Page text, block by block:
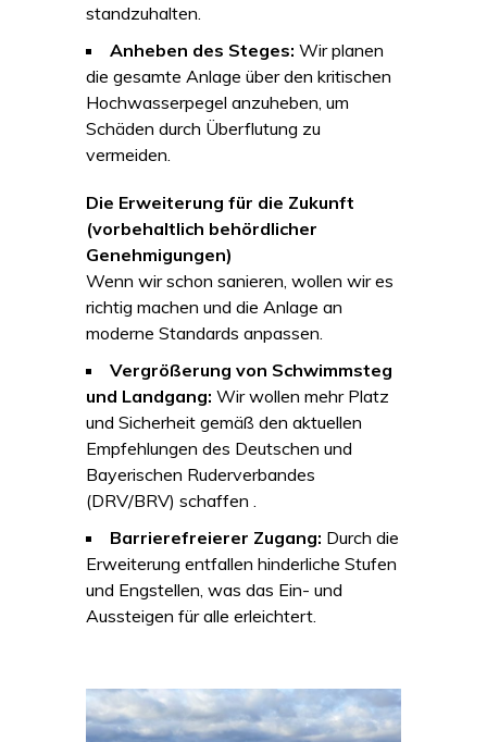
standzuhalten.
Anheben des Steges: Wir planen
die gesamte Anlage über den kritischen
Hochwasserpegel anzuheben, um
Schäden durch Überflutung zu
vermeiden.
Die Erweiterung für die Zukunft
(vorbehaltlich behördlicher
Genehmigungen)
Wenn wir schon sanieren, wollen wir es
richtig machen und die Anlage an
moderne Standards anpassen.
Vergrößerung von Schwimmsteg
und Landgang: Wir wollen mehr Platz
und Sicherheit gemäß den aktuellen
Empfehlungen des Deutschen und
Bayerischen Ruderverbandes
(DRV/BRV) schaffen .
Barrierefreierer Zugang: Durch die
Erweiterung entfallen hinderliche Stufen
und Engstellen, was das Ein- und
Aussteigen für alle erleichtert.